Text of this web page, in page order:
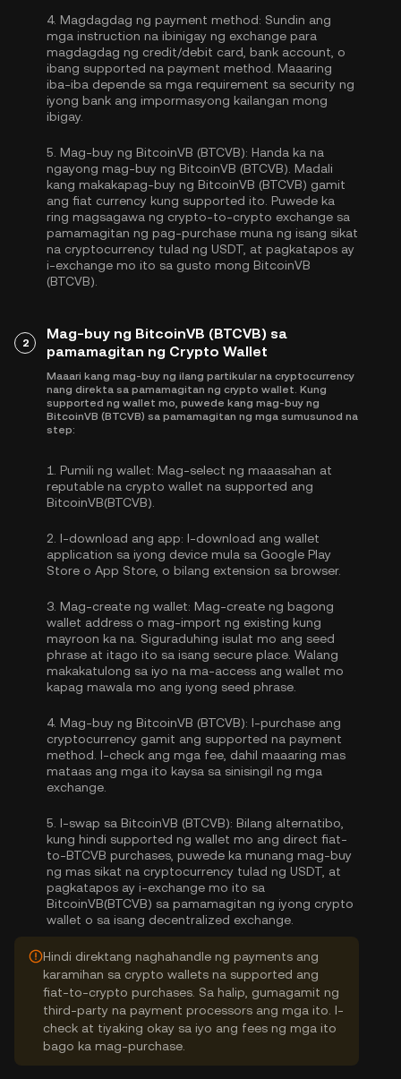
4. Magdagdag ng payment method: Sundin ang
mga instruction na ibinigay ng exchange para
magdagdag ng credit/debit card, bank account, o
ibang supported na payment method. Maaaring
iba-iba depende sa mga requirement sa security ng
iyong bank ang impormasyong kailangan mong
ibigay.
5. Mag-buy ng BitcoinVB (BTCVB): Handa ka na
ngayong mag-buy ng BitcoinVB (BTCVB). Madali
kang makakapag-buy ng BitcoinVB (BTCVB) gamit
ang fiat currency kung supported ito. Puwede ka
ring magsagawa ng crypto-to-crypto exchange sa
pamamagitan ng pag-purchase muna ng isang sikat
na cryptocurrency tulad ng USDT , at pagkatapos ay
i-exchange mo ito sa gusto mong BitcoinVB
(BTCVB).
2
Mag-buy ng BitcoinVB (BTCVB) sa
pamamagitan ng Crypto Wallet
Maaari kang mag-buy ng ilang partikular na cryptocurrency
nang direkta sa pamamagitan ng crypto wallet. Kung
supported ng wallet mo, puwede kang mag-buy ng
BitcoinVB (BTCVB) sa pamamagitan ng mga sumusunod na
step:
1. Pumili ng wallet: Mag-select ng maaasahan at
reputable na crypto wallet na supported ang
BitcoinVB(BTCVB).
2. I-download ang app: I-download ang wallet
application sa iyong device mula sa Google Play
Store o App Store, o bilang extension sa browser.
3. Mag-create ng wallet: Mag-create ng bagong
wallet address o mag-import ng existing kung
mayroon ka na. Siguraduhing isulat mo ang seed
phrase at itago ito sa isang secure place. Walang
makakatulong sa iyo na ma-access ang wallet mo
kapag mawala mo ang iyong seed phrase.
4. Mag-buy ng BitcoinVB (BTCVB): I-purchase ang
cryptocurrency gamit ang supported na payment
method. I-check ang mga fee, dahil maaaring mas
mataas ang mga ito kaysa sa sinisingil ng mga
exchange.
5. I-swap sa BitcoinVB (BTCVB): Bilang alternatibo,
kung hindi supported ng wallet mo ang direct fiat-
to-BTCVB purchases, puwede ka munang mag-buy
ng mas sikat na cryptocurrency tulad ng USDT, at
pagkatapos ay i-exchange mo ito sa
BitcoinVB(BTCVB) sa pamamagitan ng iyong crypto
wallet o sa isang decentralized exchange.
Hindi direktang naghahandle ng payments ang
karamihan sa crypto wallets na supported ang
fiat-to-crypto purchases. Sa halip, gumagamit ng
third-party na payment processors ang mga ito. I-
check at tiyaking okay sa iyo ang fees ng mga ito
bago ka mag-purchase.